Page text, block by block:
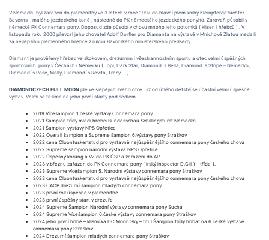
V Německu byl zařazen do plemenitby ve 3 letech v roce 1997 do hlavní plem.knihy Kleinpferdezuchter
Bayerns – malého jezdeckého koně , následně do PK německého jezdeckého ponyho. Zároveň působil v
německé PK Connemara pony. Doposud zde působí v chovu mnoho jeho potomků ( klisen i hřebců ) . V
listopadu roku 2000 převzal jeho chovatel Adolf Dorfler pro Diamanta na výstavě v Mnichově Zlatou medaili
za nejlepšího plemenného hřebce z rukou Bavorského ministerského předsedy.
Diamant je prověřený hřebec ve skokovém, drezurním i všestrannostním sportu a otec velmi úspěšných
sportovních pony v Čechách i Německu ( Topi, Dark Star, Diamond´s Bella, Diamond´s Stripe – Německo,
Diamond´s Rose, Molly, Diamond´s Revita, Tracy … ).
DIAMONDCZECH FULL MOON jde ve šlépějích svého otce. Již od útlého dětství se účastní velmi úspěšně
výstav. Velmi se těšíme na jeho první starty pod sedlem.
2019 Vícešampion 1.české výstavy Connemara pony
2021 Šampion třídy mladí hřebci Bundesschau Schillingsfurst Německo
2021 Šampion výstavy NPS Opřetice
2022 Overall šampion a Supreme šampion 6.výstavy pony Straškov
2022 cena Cloontuskertstud pro výstavně nejúspěšnějšího connemara pony českého chovu
2022 Supreme šampion národní výstava NPS Opřetice
2022 Úspěšný korung a VZ do PK ČSP a zařazení do AP
2023 v březnu zařazen do PK Connemara pony ( irský inspector D.Gill ) – třída 1.
2023 Supreme vícešampion 5. Národní výstavy connemara pony Straškov
2023 cena Cloontuskertstud pro výstavně nejúspěšnějšího connemara pony českého chovu
2023 CACP drezurní šampion mladých connemara pony
2023 první rok úspěšně v plemenitbě
2023 první úspěšný start v drezuře
2024 Supreme Šampion Národní výstavy connemara pony Suchá
2024 Supreme Vícešampion 6.české výstavy connemara pony Straškov
2024 jeho první hříbě – klisnička DC Moon Sky – titul Šampion třídy hříbat na 6.české výstavě
connemara pony Straškov
2024 Drezurní šampion mladých connemara pony Straškov